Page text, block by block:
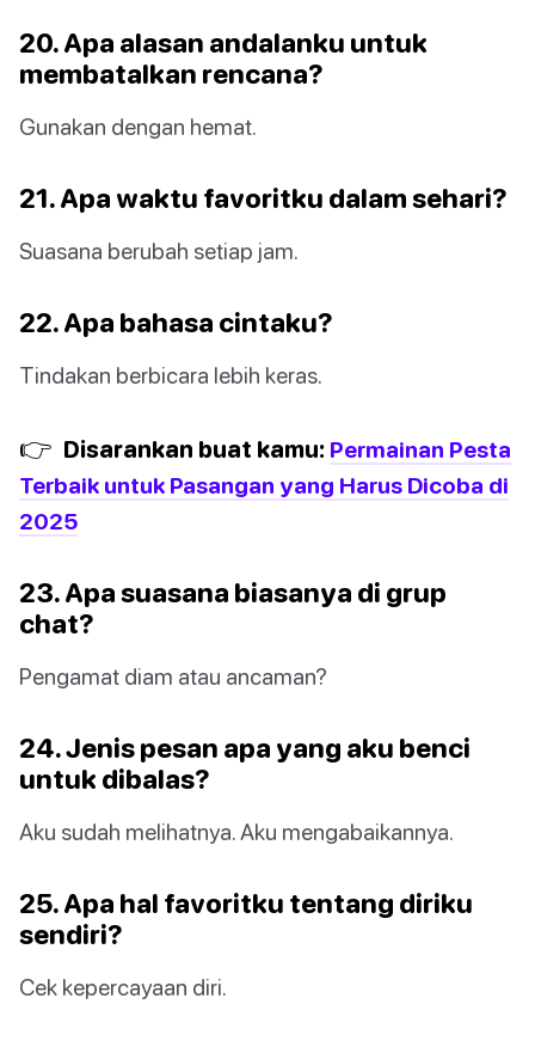
20. Apa alasan andalanku untuk
membatalkan rencana?
Gunakan dengan hemat.
21. Apa waktu favoritku dalam sehari?
Suasana berubah setiap jam.
22. Apa bahasa cintaku?
Tindakan berbicara lebih keras.
👉 Disarankan buat kamu: Permainan Pesta
Terbaik untuk Pasangan yang Harus Dicoba di
2025
23. Apa suasana biasanya di grup
chat?
Pengamat diam atau ancaman?
24. Jenis pesan apa yang aku benci
untuk dibalas?
Aku sudah melihatnya. Aku mengabaikannya.
25. Apa hal favoritku tentang diriku
sendiri?
Cek kepercayaan diri.